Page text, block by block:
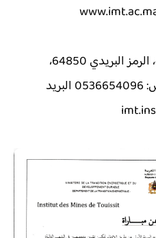
معهد المعادن بتويسيت وجدة، الرمز البريدي 64850،
الهاتف:0536654003 / الفاكس: 0536654096 البريد